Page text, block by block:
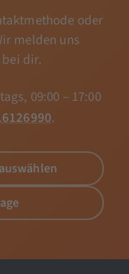
oder
melden uns
dir.
09:00 – 17:00
.